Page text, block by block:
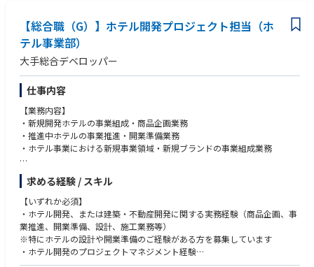
【総合職（G）】ホテル開発プロジェクト担当（ホ
テル事業部）
大手総合デベロッパー
仕事内容
【業務内容】
・新規開発ホテルの事業組成・商品企画業務
・推進中ホテルの事業推進・開業準備業務
・ホテル事業における新規事業領域・新規ブランドの事業組成業務
【具体的な職務内容】
■ホテル開発プロジェクトの企画・推進業務
・用地情報をもとにブランド選定、マーケット分析、商品企画、事業収支
計画の策定
・開発中ホテルの商品企画・事業推進・開業準備
・関係部署・外部パートナー（設計事務所・インテリアデザイナー・建設
会社・運営会社等）との調整
求める経験 / スキル
【いずれか必須】
・ホテル開発、または建築・不動産開発に関する実務経験（商品企画、事
業推進、開業準備、設計、施工業務等）
※特にホテルの設計や開業準備のご経験がある方を募集しています
・ホテル開発のプロジェクトマネジメント経験